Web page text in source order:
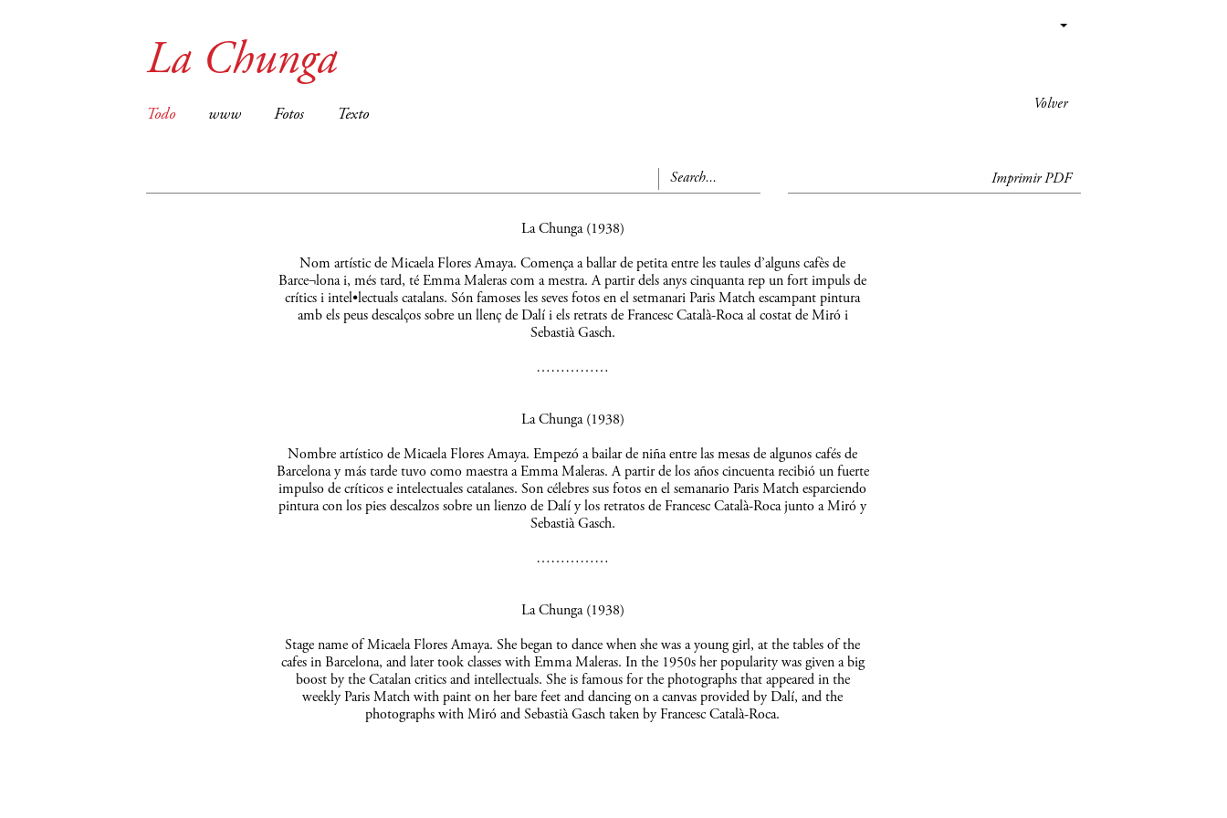
Volver
La Chunga
Todo www Fotos Texto
Imprimir PDF
La Chunga (1938)
Nom artístic de Micaela Flores Amaya. Comença a ballar de petita entre les taules d’alguns cafès de
Barce¬lona i, més tard, té Emma Maleras com a mestra. A partir dels anys cinquanta rep un fort impuls de
crítics i intel•lectuals catalans. Són famoses les seves fotos en el setmanari Paris Match escampant pintura
amb els peus descalços sobre un llenç de Dalí i els retrats de Francesc Català-Roca al costat de Miró i
Sebastià Gasch.
……………
La Chunga (1938)
Nombre artístico de Micaela Flores Amaya. Empezó a bailar de niña entre las mesas de algunos cafés de
Barcelona y más tarde tuvo como maestra a Emma Maleras. A partir de los años cincuenta recibió un fuerte
impulso de críticos e intelectuales catalanes. Son célebres sus fotos en el semanario Paris Match esparciendo
pintura con los pies descalzos sobre un lienzo de Dalí y los retratos de Francesc Català-Roca junto a Miró y
Sebastià Gasch.
……………
La Chunga (1938)
Stage name of Micaela Flores Amaya. She began to dance when she was a young girl, at the tables of the
cafes in Barcelona, and later took classes with Emma Maleras. In the 1950s her popularity was given a big
boost by the Catalan critics and intellectuals. She is famous for the photographs that appeared in the
weekly Paris Match with paint on her bare feet and dancing on a canvas provided by Dalí, and the
photographs with Miró and Sebastià Gasch taken by Francesc Català-Roca.